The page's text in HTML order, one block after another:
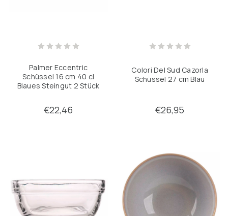
Palmer Eccentric
Schüssel 16 cm 40 cl
Blaues Steingut 2 Stück
€22,46
Colori Del Sud Cazorla
Schüssel 27 cm Blau
€26,95